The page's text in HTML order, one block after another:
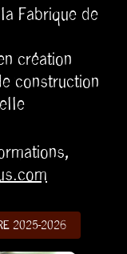
Fabrique de
création
construction
2025-2026